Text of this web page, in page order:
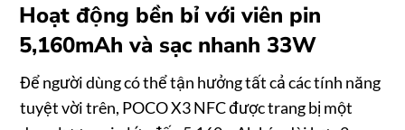
Hoạt động bền bỉ với viên pin
5,160mAh và sạc nhanh 33W
Để người dùng có thể tận hưởng tất cả các tính năng
tuyệt vời trên, POCO X3 NFC được trang bị một